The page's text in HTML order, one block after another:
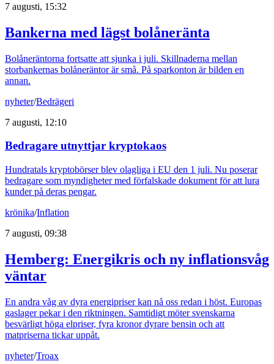
7 augusti, 15:32
Bankerna med lägst bolåneränta
Bolåneräntorna fortsatte att sjunka i juli. Skillnaderna mellan
storbankernas bolåneräntor är små. På sparkonton är bilden en
annan.
nyheter/Bedrägeri
7 augusti, 12:10
Bedragare utnyttjar kryptokaos
Hundratals kryptobörser blev olagliga i EU den 1 juli. Nu poserar
bedragare som myndigheter med förfalskade dokument för att lura
kunder på deras pengar.
krönika/Inflation
7 augusti, 09:38
Hemberg: Energikris och ny inflationsvåg
väntar
En andra våg av dyra energipriser kan nå oss redan i höst. Europas
gaslager pekar i den riktningen. Samtidigt möter svenskarna
besvärligt höga elpriser, fyra kronor dyrare bensin och att
matpriserna tickar uppåt.
nyheter/Troax